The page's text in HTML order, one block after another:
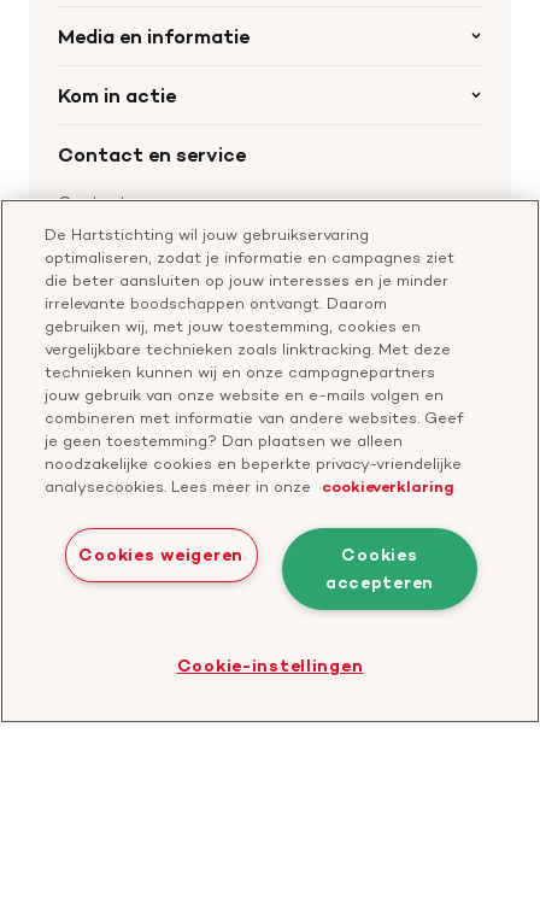
Organisatie
Werken bij de Hartstichting
Media en informatie
Nieuws
Materialen bestellen
Aanmelden nieuwsbrief
Kom in actie
Word collectant
Leer reanimeren
Geef ter nagedachtenis
Start een actie
Contact en service
Contactgegevens
Bel of chat met een voorlichter
Vragen over donateurschap
Klachtenformulier
Check je gesprek
Doneer
Bezoek
onze
Facebook
Bezoek
ons
YouTube
Bezoek
onze
LinkedIn
Bezoek
onze
TikTok
profiel
Bezoek
onze
Twitter
profiel
Bezoek
onze
Threads
profiel
Privacyverklaring
Bezoek
De Hartstichting wil jouw gebruikservaring
optimaliseren, zodat je informatie en campagnes ziet
die beter aansluiten op jouw interesses en je minder
irrelevante boodschappen ontvangt. Daarom
gebruiken wij, met jouw toestemming, cookies en
vergelijkbare technieken zoals linktracking. Met deze
technieken kunnen wij en onze campagnepartners
jouw gebruik van onze website en e-mails volgen en
combineren met informatie van andere websites. Geef
je geen toestemming? Dan plaatsen we alleen
noodzakelijke cookies en beperkte privacy-vriendelijke
analysecookies. Lees meer in onze
cookieverklaring
Cookies
accepteren
Cookies weigeren
Cookie-instellingen